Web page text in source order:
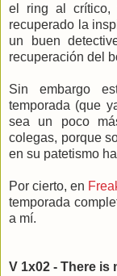
el ring al crítico,
recuperado la
un buen
recuperación del
Sin embargo
temporada (que
sea un poco
colegas, porque
en su patetismo
Por cierto, en
temporada
a mí.
V 1x02 - There is